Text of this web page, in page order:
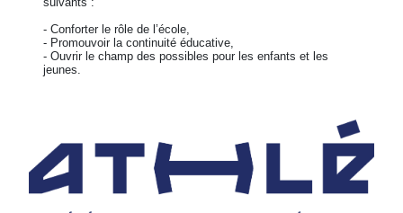
- Conforter le rôle de l’école,
- Promouvoir la continuité éducative,
- Ouvrir le champ des possibles pour les enfants et les
jeunes.